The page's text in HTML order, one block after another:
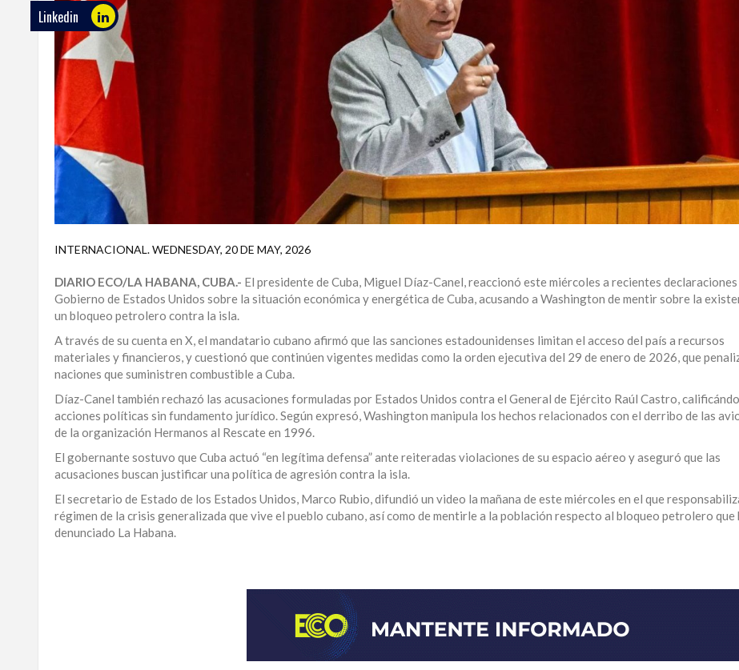
TRABAJOS
INVESTIGACIÓN
PROVINCIAS
DISTRITO
NACIONAL
SANTO
DOMINGO
SANTIAGO
JUAN
ALTAGRACIA
PUERTO
PLATA
CONTÁCTENOS
Linkedin
INTERNACIONAL.WEDNESDAY, 20 DE MAY, 2026
DIARIO ECO/LA HABANA, CUBA.- El presidente de Cuba, Miguel Díaz-Canel, reaccionó este miércoles a recientes declaraciones
Gobierno de Estados Unidos sobre la situación económica y energética de Cuba, acusando a Washington de mentir sobre la
un bloqueo petrolero contra la isla.
A través de su cuenta en X, el mandatario cubano afirmó que las sanciones estadounidenses limitan el acceso del país a recursos
materiales y financieros, y cuestionó que continúen vigentes medidas como la orden ejecutiva del 29 de enero de 2026, que
naciones que suministren combustible a Cuba.
Díaz-Canel también rechazó las acusaciones formuladas por Estados Unidos contra el General de Ejército Raúl Castro,
acciones políticas sin fundamento jurídico. Según expresó, Washington manipula los hechos relacionados con el derribo de las
de la organización Hermanos al Rescate en 1996.
El gobernante sostuvo que Cuba actuó “en legítima defensa” ante reiteradas violaciones de su espacio aéreo y aseguró que las
acusaciones buscan justificar una política de agresión contra la isla.
El secretario de Estado de los Estados Unidos, Marco Rubio, difundió un video la mañana de este miércoles en el que
régimen de la crisis generalizada que vive el pueblo cubano, así como de mentirle a la población respecto al bloqueo petrolero que
denunciado La Habana.